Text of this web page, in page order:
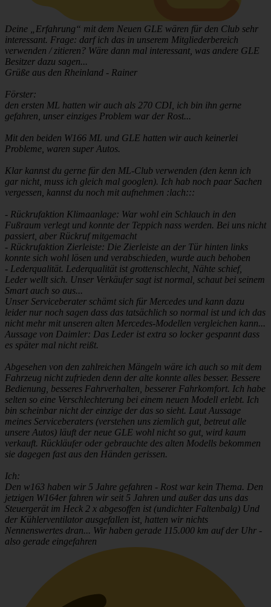
Deine „Erfahrung“ mit dem Neuen GLE wären für den Club sehr
interessant. Frage: darf ich das in unserem Mitgliederbereich
verwenden / zitieren? Wäre dann mal interessant, was andere GLE
Besitzer dazu sagen...
Grüße aus den Rheinland - Rainer
Förster:
den ersten ML hatten wir auch als 270 CDI, ich bin ihn gerne
gefahren, unser einziges Problem war der Rost...
Mit den beiden W166 ML und GLE hatten wir auch keinerlei
Probleme, waren super Autos.
Klar kannst du gerne für den ML-Club verwenden (den kenn ich
gar nicht, muss ich gleich mal googlen). Ich hab noch paar Sachen
vergessen, kannst du noch mit aufnehmen :lach:::
- Rückrufaktion Klimaanlage: War wohl ein Schlauch in den
Fußraum verlegt und konnte der Teppich nass werden. Bei uns nicht
passiert, aber Rückruf mitgemacht
- Rückrufaktion Zierleiste: Die Zierleiste an der Tür hinten links
konnte sich wohl lösen und verabschieden, wurde auch behoben
- Lederqualität. Lederqualität ist grottenschlecht, Nähte schief,
Leder wellt sich. Unser Verkäufer sagt ist normal, schaut bei seinem
Smart auch so aus...
Unser Serviceberater schämt sich für Mercedes und kann dazu
leider nur noch sagen dass das tatsächlich so normal ist und ich das
nicht mehr mit unseren alten Mercedes-Modellen vergleichen kann...
Aussage von Daimler: Das Leder ist extra so locker gespannt dass
es später mal nicht reißt.
Abgesehen von den zahlreichen Mängeln wäre ich auch so mit dem
Fahrzeug nicht zufrieden denn der alte konnte alles besser. Bessere
Bedienung, besseres Fahrverhalten, besserer Fahrkomfort. Ich habe
selten so eine Verschlechterung bei einem neuen Modell erlebt. Ich
bin scheinbar nicht der einzige der das so sieht. Laut Aussage
meines Serviceberaters (verstehen uns ziemlich gut, betreut alle
unsere Autos) läuft der neue GLE wohl nicht so gut, wird kaum
verkauft. Rückläufer oder gebrauchte des alten Modells bekommen
sie dagegen fast aus den Händen gerissen.
Ich:
Den w163 haben wir 5 Jahre gefahren - Rost war kein Thema. Den
jetzigen W164er fahren wir seit 5 Jahren und außer das uns das
Steuergerät im Heck 2 x abgesoffen ist (undichter Faltenbalg) Und
der Kühlerventilator ausgefallen ist, hatten wir nichts
Nennenswertes dran... Wir haben gerade 115.000 km auf der Uhr -
also gerade eingefahren